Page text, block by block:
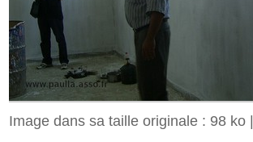
Image dans sa taille originale : 98 ko|